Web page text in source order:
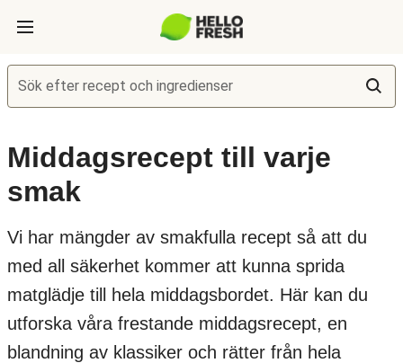
Sök efter recept och ingredienser
Middagsrecept till varje
smak
Vi har mängder av smakfulla recept så att du
med all säkerhet kommer att kunna sprida
matglädje till hela middagsbordet. Här kan du
utforska våra frestande middagsrecept, en
blandning av klassiker och rätter från hela